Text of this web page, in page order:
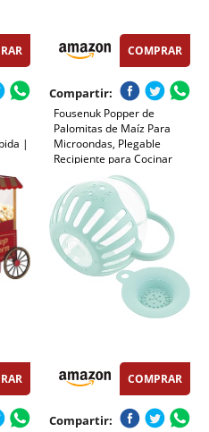
|
COMPRAR
Compartir:
Fousenuk Popper de
Palomitas de Maíz Para
Microondas, Plegable
Recipiente para Cocinar
Palomitas con Tapa y Asa,
Tazón de Palomitas de Maíz
de Silicona, Palomitero Bowl
sin Aceite Para Cocina
COMPRAR
Compartir: